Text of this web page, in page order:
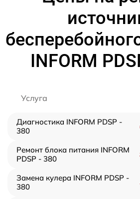
INFORM
Услуга
Диагностика INFORM PDSP -
380
Ремонт блока питания INFORM
PDSP - 380
Замена кулера INFORM PDSP -
380